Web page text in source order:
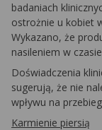
badaniach
ostrożnie u kobiet
Wykazano, że
nasileniem w
Doświadczenia
sugerują, że nie
wpływu na
Karmienie piersią